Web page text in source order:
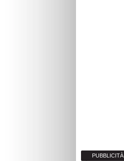
PUBBLICITÀ